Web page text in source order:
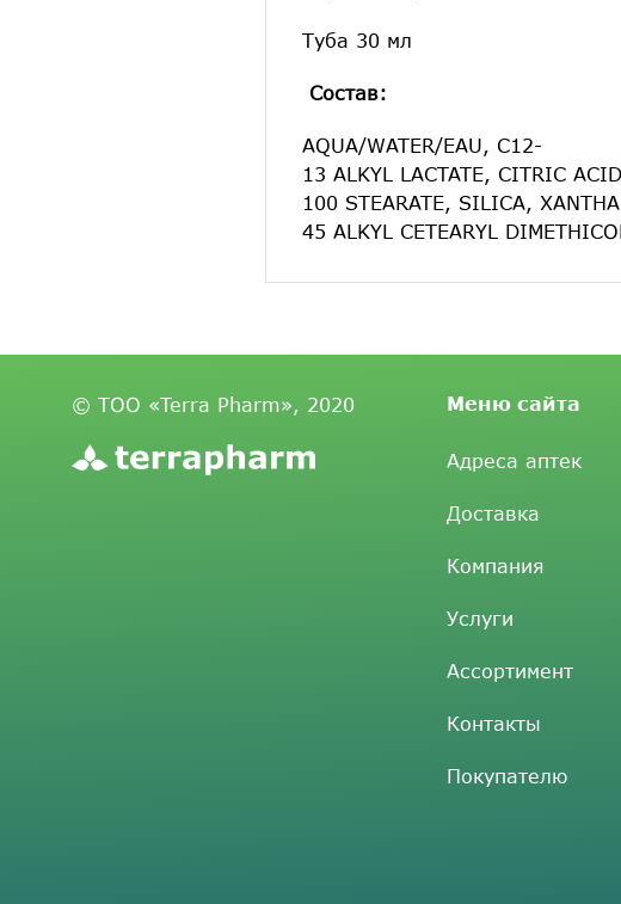
Туба 30 мл
Состав:
AQUA/WATER/EAU, C12-
13 ALKYL LACTATE, CITRIC
100 STEARATE, SILICA,
45 ALKYL CETEARYL
© ТОО «Terra Pharm», 2020 Меню сайта
Адреса аптек
Доставка
Компания
Услуги
Ассортимент
Контакты
Покупателю